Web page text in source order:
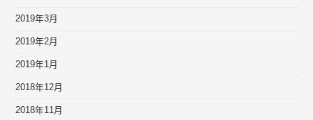
2019年3月
2019年2月
2019年1月
2018年12月
2018年11月